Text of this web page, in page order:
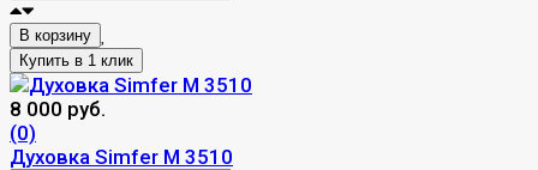
В корзину
8 000 руб.
(0)
Духовка Simfer М 3510